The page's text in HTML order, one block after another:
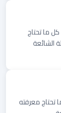
ما تحتاج
الشائعة
تحتاج معرفته